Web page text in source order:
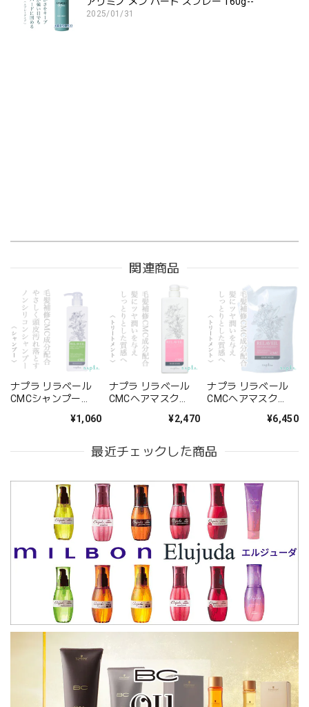
2025/01/31
関連商品
ナプラ リラベール
CMCシャンプー
¥1,060
ナプラ リラベール
CMCヘアマスク
¥2,470
ナプラ リラベール
CMCヘアマスク
¥6,450
最近チェックした商品